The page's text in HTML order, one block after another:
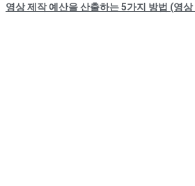
영상 제작 예산을 산출하는 5가지 방법 (영